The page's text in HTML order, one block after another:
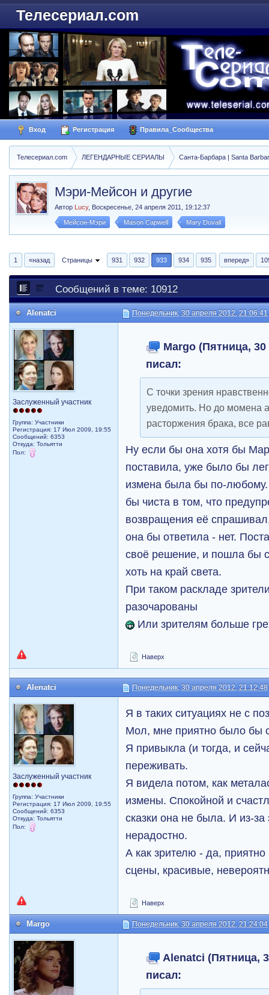
Телесериал.com
Вход Регистрация Правила_Сообщества
Телесериал.com ЛЕГЕНДАРНЫЕ СЕРИАЛЫ Санта-Барбара | Santa
Мэри-Мейсон и другие
Автор Lucy, Воскресенье, 24 апреля 2011, 19:12:37
Мейсон-Мэри Mason Capwell Mary Duvall
1 «назад Страницы 931 932 933 934 935 вперед»
Сообщений в теме: 10912
Alenatci Понедельник, 30 апреля 2012, 21:06:41
Заслуженный участник
Группа: Участники
Регистрация: 17 Июл 2009, 19:55
Сообщений: 6353
Откуда: Тольятти
Пол:
Margo (Пятница, 30
писал:
С точки зрения
уведомить. Но до момена
расторжения брака, все
Ну если бы она хотя бы
поставила, уже было бы
измена была бы по-
бы чиста в том, что
возвращения её
она бы ответила - нет.
своё решение, и пошла бы
хоть на край света.
При таком раскладе
разочарованы
Или зрителям больше
Наверх
Alenatci Понедельник, 30 апреля 2012, 21:12:48
Заслуженный участник
Группа: Участники
Регистрация: 17 Июл 2009, 19:55
Сообщений: 6353
Откуда: Тольятти
Пол:
Я в таких ситуациях не с
Мол, мне приятно было бы
Я привыкла (и тогда, и
переживать.
Я видела потом, как
измены. Спокойной и
сказки она не была. И из-за
нерадостно.
А как зрителю - да,
сцены, красивые,
Наверх
Margo Понедельник, 30 апреля 2012, 21:24:04
Alenatci (Пятница,
писал: